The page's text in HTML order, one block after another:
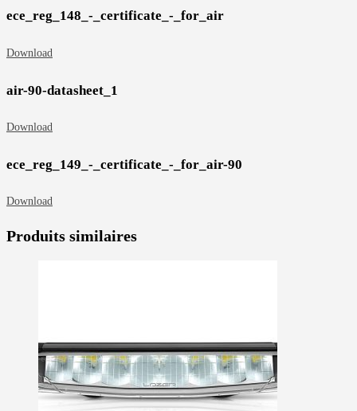
ece_reg_148_-_certificate_-_for_air
Download
air-90-datasheet_1
Download
ece_reg_149_-_certificate_-_for_air-90
Download
Produits similaires